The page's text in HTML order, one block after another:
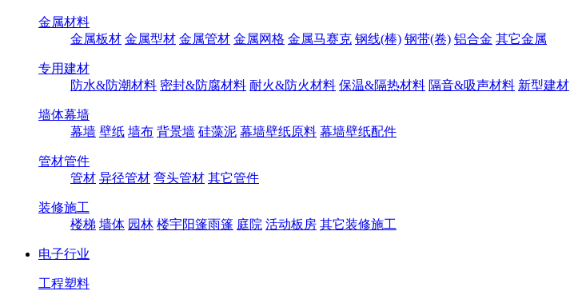
金属材料
金属板材 金属型材 金属管材 金属网格 金属马赛克 钢线(棒) 钢带(卷) 铝合金 其它金属
专用建材
防水&防潮材料 密封&防腐材料 耐火&防火材料 保温&隔热材料 隔音&吸声材料 新型建材
墙体幕墙
幕墙 壁纸 墙布 背景墙 硅藻泥 幕墙壁纸原料 幕墙壁纸配件
管材管件
管材 异径管材 弯头管材 其它管件
装修施工
楼梯 墙体 园林 楼宇阳篷雨篷 庭院 活动板房 其它装修施工
电子行业
工程塑料